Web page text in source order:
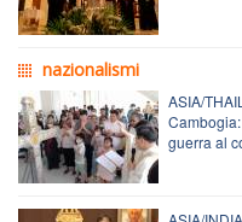
nazionalismi
ASIA/
guerra al